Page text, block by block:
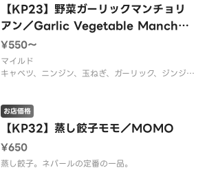
【KP23】野菜ガーリックマンチョリ
アン／Garlic Vegetable Manchoo
riyan
¥550〜
マイルド
キャベツ、ニンジン、玉ねぎ、ガーリック、ジンジャ
【KP32】蒸し餃子モモ／MOMO
お店価格
¥650